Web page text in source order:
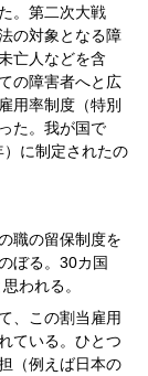
。第二次大戦
の対象となる障
亡人などを含
の障害者へと広
用率制度（特別
た。我が国で
）に制定されたの
職の留保制度を
ぼる。30カ国
われる。
、この割当雇用
ている。ひとつ
（例えば日本の